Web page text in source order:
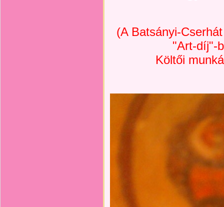
(A Batsányi-
"Art-díj"-
Költői